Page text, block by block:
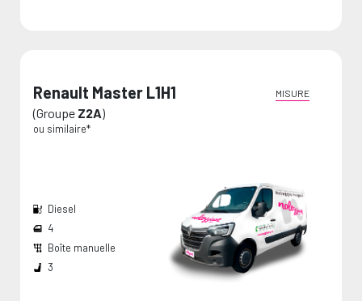
Renault Master L1H1
(Groupe Z2A)
ou similaire*
MISURE
Diesel
4
Boîte manuelle
3